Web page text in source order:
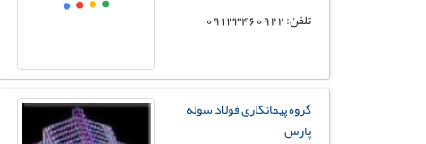
تلفن: 09133460922
گروه پیمانکاری فولاد سوله
پارس